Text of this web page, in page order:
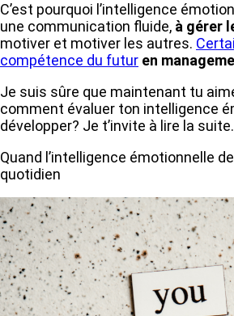
C’est pourquoi l’intelligence
une communication fluide, à gérer
motiver et motiver les autres.
compétence du futur en
Je suis sûre que maintenant tu
comment évaluer ton intelligence
développer? Je t’invite à lire la suite.
Quand l’intelligence émotionnelle
quotidien